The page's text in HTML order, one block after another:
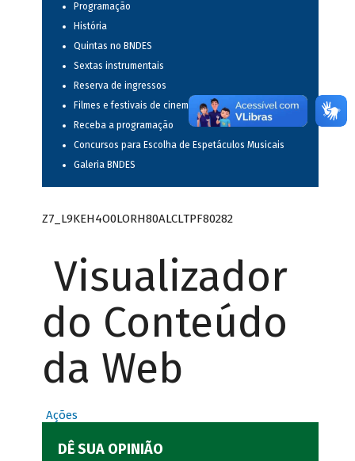
Programação
História
Quintas no BNDES
Sextas instrumentais
Reserva de ingressos
Filmes e festivais de cinema
Receba a programação
Concursos para Escolha de Espetáculos Musicais
Galeria BNDES
Z7_L9KEH4O0LORH80ALCLTPF80282
Visualizador
do Conteúdo
da Web
Ações
DÊ SUA OPINIÃO